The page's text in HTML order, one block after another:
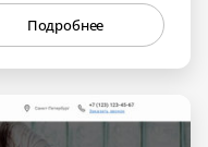
Подробнее